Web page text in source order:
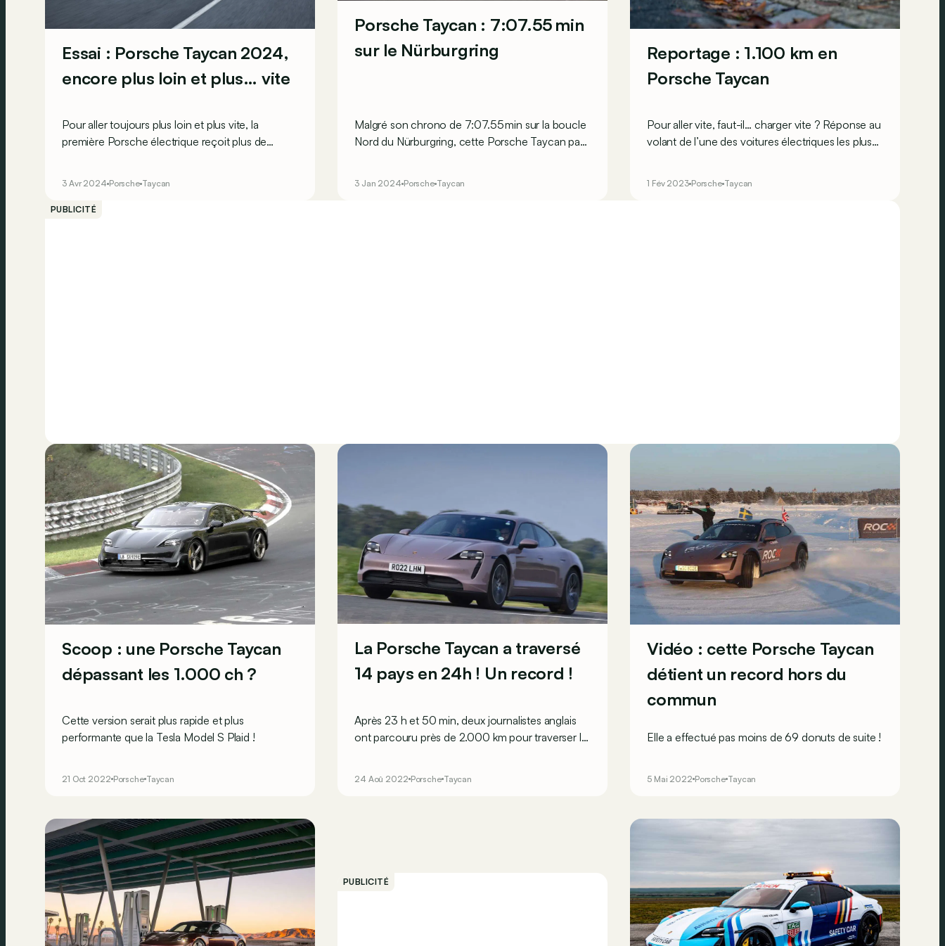
Essai : Porsche Taycan 2024,
encore plus loin et plus… vite
Pour aller toujours plus loin et plus vite, la
première Porsche électrique reçoit plus de
3 Avr 2024 Porsche Taycan
Porsche Taycan : 7:07.55 min
sur le Nürburgring
Malgré son chrono de 7:07.55 min sur la boucle
Nord du Nürburgring, cette Porsche Taycan pas
3 Jan 2024 Porsche Taycan
Reportage : 1.100 km en
Porsche Taycan
Pour aller vite, faut-il… charger vite ? Réponse au
volant de l’une des voitures électriques les plus
1 Fév 2023 Porsche Taycan
PUBLICITÉ
Scoop : une Porsche Taycan
dépassant les 1.000 ch ?
Cette version serait plus rapide et plus
performante que la Tesla Model S Plaid !
21 Oct 2022 Porsche Taycan
La Porsche Taycan a traversé
14 pays en 24h ! Un record !
Après 23 h et 50 min, deux journalistes anglais
ont parcouru près de 2.000 km pour traverser la
24 Aoû 2022 Porsche Taycan
Vidéo : cette Porsche Taycan
détient un record hors du
commun
Elle a effectué pas moins de 69 donuts de suite !
5 Mai 2022 Porsche Taycan
PUBLICITÉ